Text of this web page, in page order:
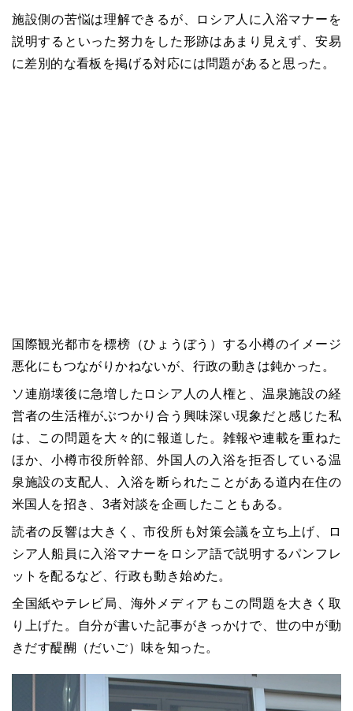
施設側の苦悩は理解できるが、ロシア人に入浴マナーを
説明するといった努力をした形跡はあまり見えず、安易
に差別的な看板を掲げる対応には問題があると思った。
国際観光都市を標榜（ひょうぼう）する小樽のイメージ
悪化にもつながりかねないが、行政の動きは鈍かった。
ソ連崩壊後に急増したロシア人の人権と、温泉施設の経
営者の生活権がぶつかり合う興味深い現象だと感じた私
は、この問題を大々的に報道した。雑報や連載を重ねた
ほか、小樽市役所幹部、外国人の入浴を拒否している温
泉施設の支配人、入浴を断られたことがある道内在住の
米国人を招き、3者対談を企画したこともある。
読者の反響は大きく、市役所も対策会議を立ち上げ、ロ
シア人船員に入浴マナーをロシア語で説明するパンフレ
ットを配るなど、行政も動き始めた。
全国紙やテレビ局、海外メディアもこの問題を大きく取
り上げた。自分が書いた記事がきっかけで、世の中が動
きだす醍醐（だいご）味を知った。